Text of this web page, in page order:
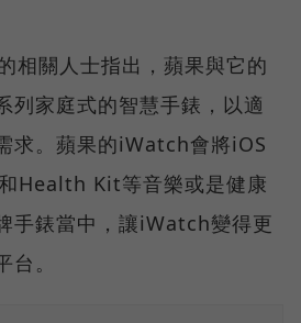
相關人士指出，蘋果與它的
列家庭式的智慧手錶，以適
求。蘋果的iWatch會將iOS
Health Kit等音樂或是健康
手錶當中，讓iWatch變得更
。